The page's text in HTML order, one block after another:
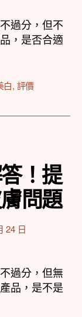
過分，但不
，是否合適
白, 評價
！提
問題
24 日
過分，但無
品，是不是